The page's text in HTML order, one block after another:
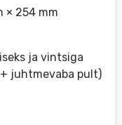
× 254 mm
ja vintsiga
juhtmevaba pult)